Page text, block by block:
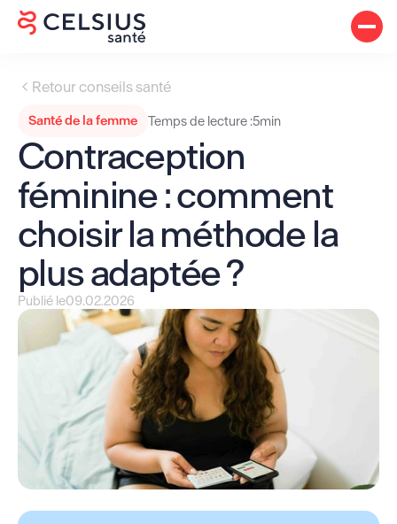
Retour conseils santé
Santé de la femme Temps de lecture :5min
Contraception
féminine : comment
choisir la méthode la
plus adaptée ?
Publié le09.02.2026